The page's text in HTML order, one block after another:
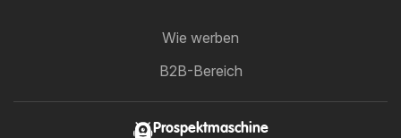
Wie werben
B2B-Bereich
Prospektmaschine